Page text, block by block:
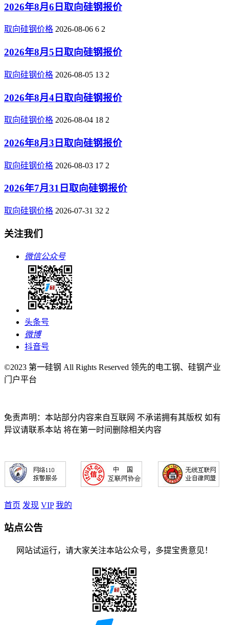
2026年8月6日取向硅钢报价
取向硅钢价格 2026-08-06 6 2
2026年8月5日取向硅钢报价
取向硅钢价格 2026-08-05 13 2
2026年8月4日取向硅钢报价
取向硅钢价格 2026-08-04 18 2
2026年8月3日取向硅钢报价
取向硅钢价格 2026-08-03 17 2
2026年7月31日取向硅钢报价
取向硅钢价格 2026-07-31 32 2
关注我们
微信公众号
头条号
微博
抖音号
©2023 第一硅钢 All Rights Reserved 领先的电工钢、硅钢产业
门户平台
免责声明：本站部分内容来自互联网 不承诺拥有其版权 如有
异议请联系本站 将在第一时间删除相关内容
首页 发现 VIP 我的
站点公告
网站试运行，请大家关注本站公众号，多提宝贵意见！